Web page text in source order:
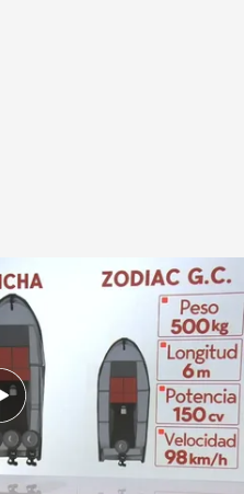
los narcos y la Guardia Civil
Cuatro
y la zodiac
la falta de medios en